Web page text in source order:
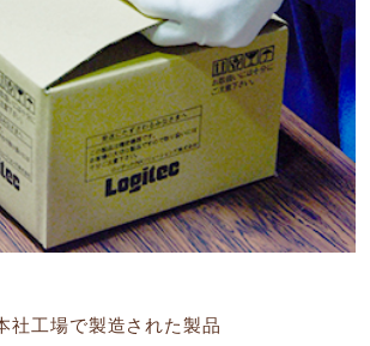
工場で製造された製品